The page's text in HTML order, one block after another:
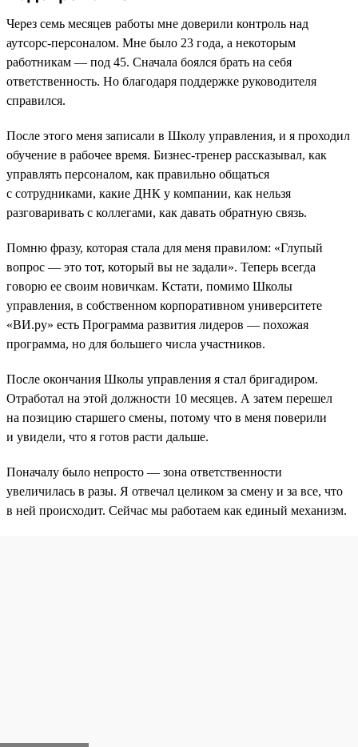
Через семь месяцев работы мне доверили контроль над
аутсорс-персоналом. Мне было 23 года, а некоторым
работникам — под 45. Сначала боялся брать на себя
ответственность. Но благодаря поддержке руководителя
справился.
После этого меня записали в Школу управления, и я проходил
обучение в рабочее время. Бизнес-тренер рассказывал, как
управлять персоналом, как правильно общаться
с сотрудниками, какие ДНК у компании, как нельзя
разговаривать с коллегами, как давать обратную связь.
Помню фразу, которая стала для меня правилом: «Глупый
вопрос — это тот, который вы не задали». Теперь всегда
говорю ее своим новичкам. Кстати, помимо Школы
управления, в собственном корпоративном университете
«ВИ.ру» есть Программа развития лидеров — похожая
программа, но для большего числа участников.
После окончания Школы управления я стал бригадиром.
Отработал на этой должности 10 месяцев. А затем перешел
на позицию старшего смены, потому что в меня поверили
и увидели, что я готов расти дальше.
Поначалу было непросто — зона ответственности
увеличилась в разы. Я отвечал целиком за смену и за все, что
в ней происходит. Сейчас мы работаем как единый механизм.